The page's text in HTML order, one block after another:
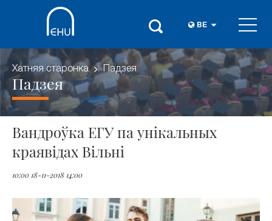
BE
Хатняя старонка Падзея
Падзея
Вандроўка ЕГУ па унікальных
краявідах Вільні
10:00 18-11-2018 14:00